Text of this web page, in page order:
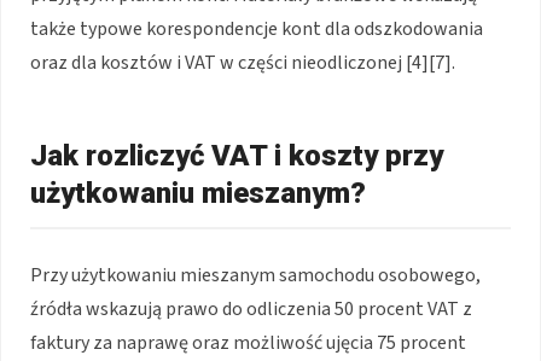
także typowe korespondencje kont dla odszkodowania
oraz dla kosztów i VAT w części nieodliczonej [4][7].
Jak rozliczyć VAT i koszty przy
użytkowaniu mieszanym?
Przy użytkowaniu mieszanym samochodu osobowego,
źródła wskazują prawo do odliczenia 50 procent VAT z
faktury za naprawę oraz możliwość ujęcia 75 procent